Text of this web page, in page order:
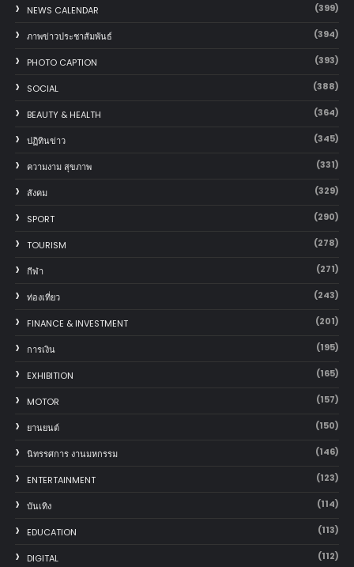
NEWS CALENDAR (399)
ภาพข่าวประชาสัมพันธ์ (394)
PHOTO CAPTION (393)
SOCIAL (388)
BEAUTY & HEALTH (364)
ปฏิทินข่าว (345)
ความงาม สุขภาพ (331)
สังคม (329)
SPORT (290)
TOURISM (278)
กีฬา (271)
ท่องเที่ยว (243)
FINANCE & INVESTMENT (201)
การเงิน (195)
EXHIBITION (165)
MOTOR (157)
‎ยานยนต์‎ (150)
นิทรรศการ งานมหกรรม (146)
ENTERTAINMENT (123)
บันเทิง (114)
EDUCATION (113)
DIGITAL (112)